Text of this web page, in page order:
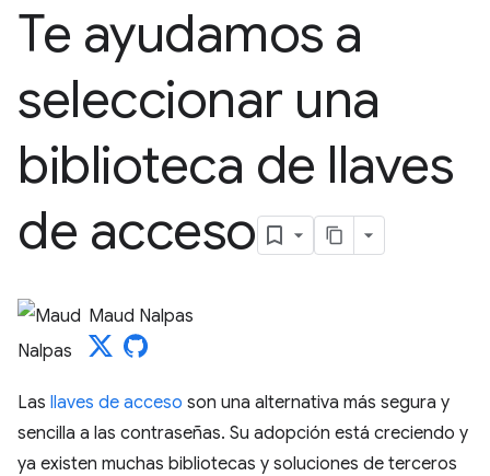
Te ayudamos a
seleccionar una
biblioteca de llaves
de acceso
Maud Nalpas
Las llaves de acceso son una alternativa más segura y
sencilla a las contraseñas. Su adopción está creciendo y
ya existen muchas bibliotecas y soluciones de terceros